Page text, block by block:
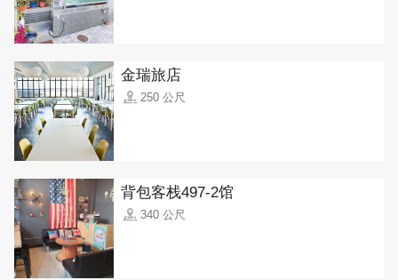
金瑞旅店
250 公尺
背包客栈497-2馆
340 公尺